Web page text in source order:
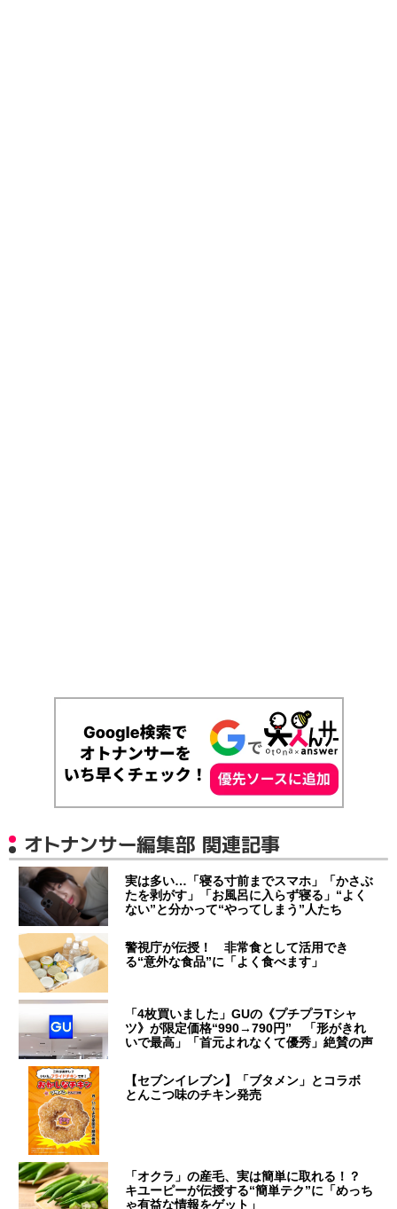
オトナンサー編集部 関連記事
実は多い…「寝る寸前までスマホ」「かさぶ
たを剥がす」「お風呂に入らず寝る」“よく
ない”と分かって“やってしまう”人たち
警視庁が伝授！ 非常食として活用でき
る“意外な食品”に「よく食べます」
「4枚買いました」GUの《プチプラTシャ
ツ》が限定価格“990→790円” 「形がきれ
いで最高」「首元よれなくて優秀」絶賛の声
【セブンイレブン】「ブタメン」とコラボ
とんこつ味のチキン発売
「オクラ」の産毛、実は簡単に取れる！？
キユーピーが伝授する“簡単テク”に「めっち
ゃ有益な情報をゲット」